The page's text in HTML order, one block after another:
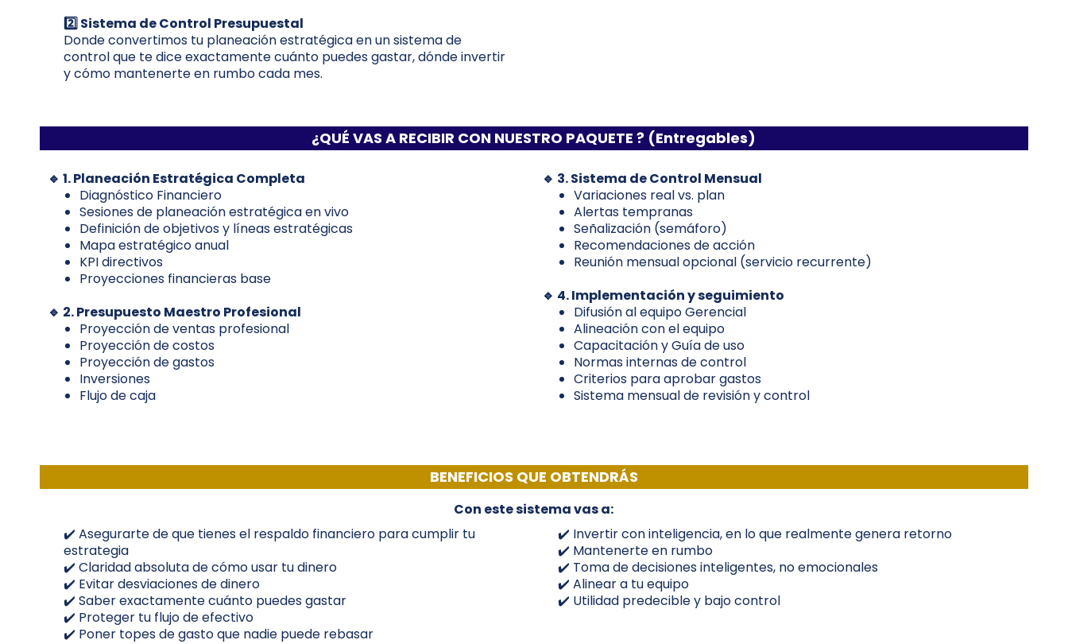
2️⃣ Sistema de Control Presupuestal
Donde convertimos tu planeación estratégica en un sistema de
control que te dice exactamente cuánto puedes gastar, dónde invertir
y cómo mantenerte en rumbo cada mes.
¿QUÉ VAS A RECIBIR CON NUESTRO PAQUETE ? (Entregables)
🔹 1. Planeación Estratégica Completa
Diagnóstico Financiero
Sesiones de planeación estratégica en vivo
Definición de objetivos y líneas estratégicas
Mapa estratégico anual
KPI directivos
Proyecciones financieras base
🔹 2. Presupuesto Maestro Profesional
Proyección de ventas profesional
Proyección de costos
Proyección de gastos
Inversiones
Flujo de caja
🔹 3. Sistema de Control Mensual
Variaciones real vs. plan
Alertas tempranas
Señalización (semáforo)
Recomendaciones de acción
Reunión mensual opcional (servicio recurrente)
🔹 4. Implementación y seguimiento
Difusión al equipo Gerencial
Alineación con el equipo
Capacitación y Guía de uso
Normas internas de control
Criterios para aprobar gastos
Sistema mensual de revisión y control
BENEFICIOS QUE OBTENDRÁS
Con este sistema vas a:
✔️ Asegurarte de que tienes el respaldo financiero para cumplir tu
estrategia
✔️ Claridad absoluta de cómo usar tu dinero
✔️ Evitar desviaciones de dinero
✔️ Saber exactamente cuánto puedes gastar
✔️ Proteger tu flujo de efectivo
✔️ Poner topes de gasto que nadie puede rebasar
✔️ Invertir con inteligencia, en lo que realmente genera retorno
✔️ Mantenerte en rumbo
✔️ Toma de decisiones inteligentes, no emocionales
✔️ Alinear a tu equipo
✔️ Utilidad predecible y bajo control